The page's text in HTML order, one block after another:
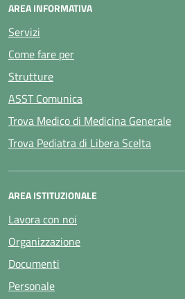
AREA INFORMATIVA
Servizi
Come fare per
Strutture
ASST Comunica
Trova Medico di Medicina Generale
Trova Pediatra di Libera Scelta
AREA ISTITUZIONALE
Lavora con noi
Organizzazione
Documenti
Personale